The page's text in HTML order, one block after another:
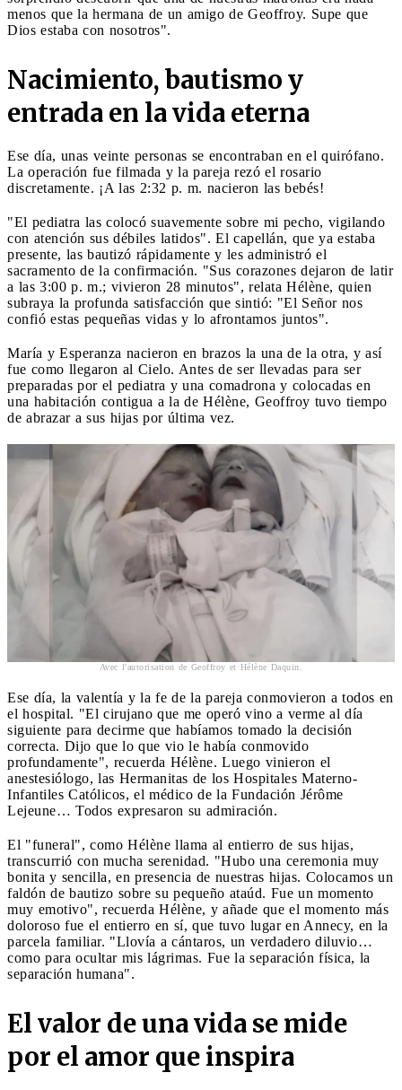
menos que la hermana de un amigo de Geoffroy. Supe que
Dios estaba con nosotros".
Nacimiento, bautismo y
entrada en la vida eterna
Ese día, unas veinte personas se encontraban en el quirófano.
La operación fue filmada y la pareja rezó el rosario
discretamente. ¡A las 2:32 p. m. nacieron las bebés!
"El pediatra las colocó suavemente sobre mi pecho, vigilando
con atención sus débiles latidos". El capellán, que ya estaba
presente, las bautizó rápidamente y les administró el
sacramento de la confirmación. "Sus corazones dejaron de latir
a las 3:00 p. m.; vivieron 28 minutos", relata Hélène, quien
subraya la profunda satisfacción que sintió: "El Señor nos
confió estas pequeñas vidas y lo afrontamos juntos".
María y Esperanza nacieron en brazos la una de la otra, y así
fue como llegaron al Cielo. Antes de ser llevadas para ser
preparadas por el pediatra y una comadrona y colocadas en
una habitación contigua a la de Hélène, Geoffroy tuvo tiempo
de abrazar a sus hijas por última vez.
Avec l'autorisation de Geoffroy et Hélène Daquin.
Ese día, la valentía y la fe de la pareja conmovieron a todos en
el hospital. "El cirujano que me operó vino a verme al día
siguiente para decirme que habíamos tomado la decisión
correcta. Dijo que lo que vio le había conmovido
profundamente", recuerda Hélène. Luego vinieron el
anestesiólogo, las Hermanitas de los Hospitales Materno-
Infantiles Católicos, el médico de la Fundación Jérôme
Lejeune… Todos expresaron su admiración.
El "funeral", como Hélène llama al entierro de sus hijas,
transcurrió con mucha serenidad. "Hubo una ceremonia muy
bonita y sencilla, en presencia de nuestras hijas. Colocamos un
faldón de bautizo sobre su pequeño ataúd. Fue un momento
muy emotivo", recuerda Hélène, y añade que el momento más
doloroso fue el entierro en sí, que tuvo lugar en Annecy, en la
parcela familiar. "Llovía a cántaros, un verdadero diluvio…
como para ocultar mis lágrimas. Fue la separación física, la
separación humana".
El valor de una vida se mide
por el amor que inspira